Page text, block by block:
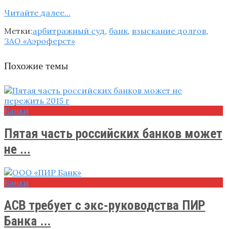
Читайте далее…
Метки:арбитражный суд, банк, взыскание долгов,
ЗАО «Аэроферст»
Похожие темы
Банки
Пятая часть российских банков может
не ...
Банки
АСВ требует с экс-руководства ПИР
Банка ...